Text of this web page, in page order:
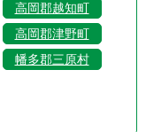
高岡郡越知町
高岡郡津野町
幡多郡三原村